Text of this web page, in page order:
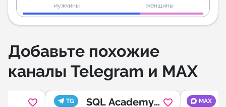
мужчины женщины
Добавьте похожие
каналы Telegram и MAX
TG
SQL Academy:
MAX